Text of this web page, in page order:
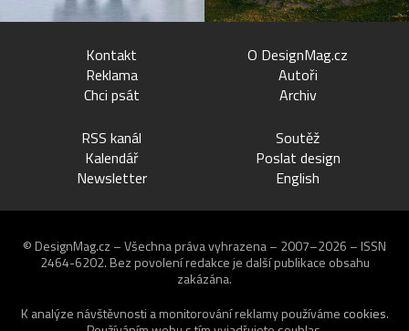
Kontakt
Reklama
Chci psát
O DesignMag.cz
Autoři
Archiv
RSS kanál
Kalendář
Newsletter
Soutěž
Poslat design
English
© DesignMag.cz – Všechna práva vyhrazena – 2007–2026 – ISSN
2464-6202. Bez povolení redakce je další publikace obsahu
zakázána.
K analýze návštěvnosti a monitorování reklamy používáme cookies.